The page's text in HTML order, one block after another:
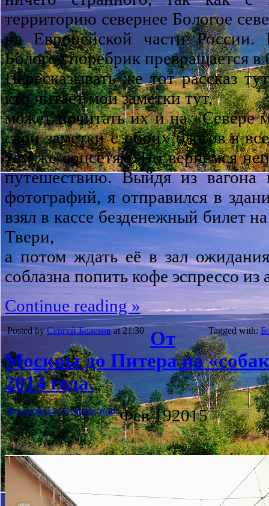
территорию севернее Бологое
на Европейской части
Бологое поребрик превращается
Пересказывать же тот рассказ
кто читает мои заметки тут,
может почитать их и на «Севере
свои заметки с обоих блогов я
тем же соцсетям. Но вернёмся
путешествию. Выйдя из вагона
фотографий, я отправился в
взял в кассе безденежный билет
Твери,
а потом ждать её в зал
соблазна попить кофе эспрессо из
Continue reading »
Posted byСергей Белеховat 21:30 Tagged with:
От
Москвы до Питера на
2014 года.
Без рубрики,Путешествия.Фев 192015